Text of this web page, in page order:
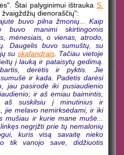
Štai palyginimui ištrauka S.
žvaigždžių dienoraščių":
buvo pilna žmonių... Kaip
buvo manimi skirtingomis
mėnesiais, o vienas, atrodo,
Daugelis buvo sumuštų, su
su skafandrais. Tačiau vietoje
į lauką ir pataisytų gedimą.
derėtis ir pyktis. Jie
ir kada. Padėtis darėsi
jau pasirodė iki pusiaudienio
ir aš ėmiau baimintis,
suskilsiu į minutinius ir
jie melavo nemirksėdami, ir iki
mušiau ir kurie mane mušė...
negrįžti prie tų nemalonių
kuris visą savaitę nieko
tik vanojo save, didžiuotis